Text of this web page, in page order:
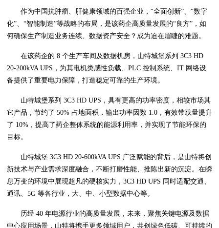
作为中国抗肿瘤、肝健康领域的百强企业，“全面创新”、“数字
化”、“智能制造”等战略的布局，是该药企高质量发展的“良方”，如
何确保生产制造业务连续、数据资产安全？成为迫在眉睫的难题。
在该药企的 8 个生产车间及数据机房，山特城堡系列 3C3 HD
20-200kVA UPS，为其电机类感性负载、PLC 控制系统、IT 网络设
备提供了重要电力保障，打造稳定可靠的生产环境。
山特城堡系列 3C3 HD UPS，具有更高的功率密度，相较市场其
它产品，节约了 50% 占地面积，输出功率因数 1.0，有效带载量提升
了 10%，提高了药企整体系统的能源利用率，并实现了节能环保的
目标。
山特城堡 3C3 HD 20-600kVA UPS 广泛赋能的背后，是山特将创
新技术与产业需求深度融合，不断打磨性能、推陈出新的沉淀。在瞬
息万变的环境中展现超凡的硬核实力，3C3 HD UPS 同时适配交通、
通讯、5G 等各行业，大、中、小型数据中心等。
历经 40 年电源行业的高质量发展，未来，聚焦关键电源及数据
中心应用场景，山特将携手更多领域用户，共创绿色低碳、可持续的